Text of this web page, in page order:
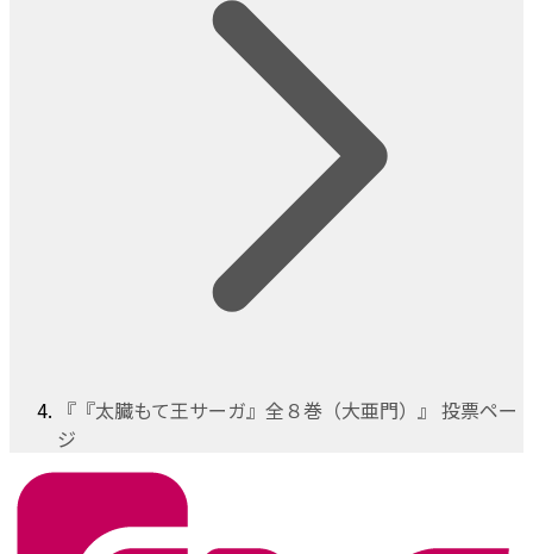
『『太臓もて王サーガ』全８巻（大亜門）』 投票ペー
ジ